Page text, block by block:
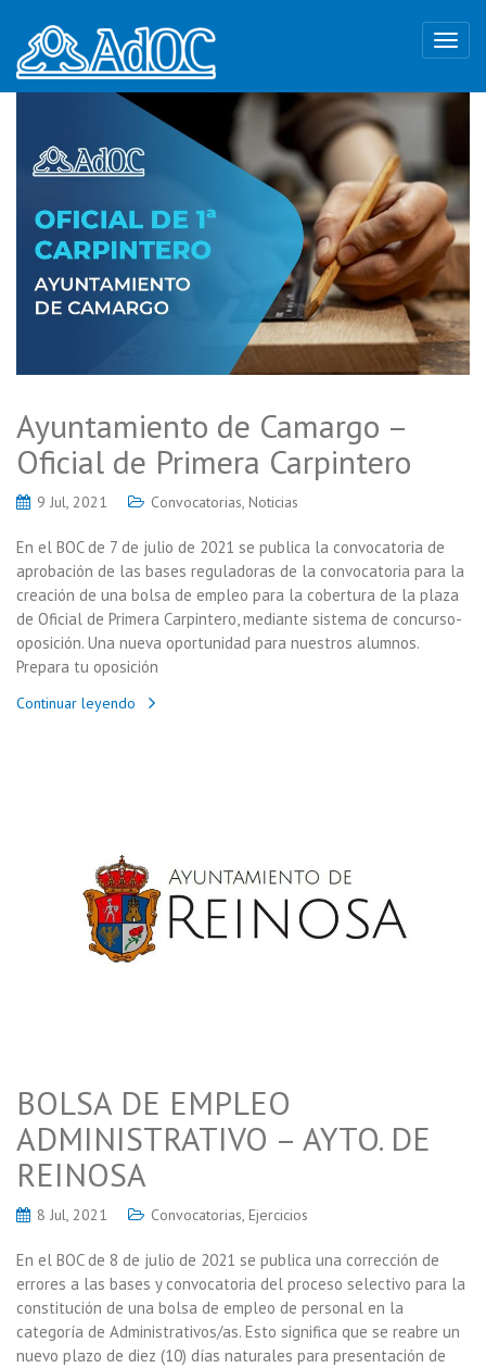
Ayuntamiento de Camargo –
Oficial de Primera Carpintero
9 Jul, 2021 Convocatorias, Noticias
En el BOC de 7 de julio de 2021 se publica la convocatoria de
aprobación de las bases reguladoras de la convocatoria para la
creación de una bolsa de empleo para la cobertura de la plaza
de Oficial de Primera Carpintero, mediante sistema de concurso-
oposición. Una nueva oportunidad para nuestros alumnos.
Prepara tu oposición
Continuar leyendo
BOLSA DE EMPLEO
ADMINISTRATIVO – AYTO. DE
REINOSA
8 Jul, 2021 Convocatorias, Ejercicios
En el BOC de 8 de julio de 2021 se publica una corrección de
errores a las bases y convocatoria del proceso selectivo para la
constitución de una bolsa de empleo de personal en la
categoría de Administrativos/as. Esto significa que se reabre un
nuevo plazo de diez (10) días naturales para presentación de